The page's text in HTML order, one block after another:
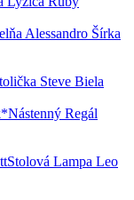
Alessandro Šírka
Steve Biela
Nástenný Regál
Stolová Lampa Leo